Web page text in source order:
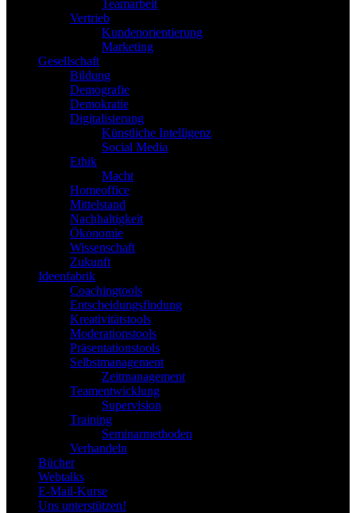
Teamarbeit
Vertrieb
Kundenorientierung
Marketing
Gesellschaft
Bildung
Demografie
Demokratie
Digitalisierung
Künstliche Intelligenz
Social Media
Ethik
Macht
Homeoffice
Mittelstand
Nachhaltigkeit
Ökonomie
Wissenschaft
Zukunft
Ideenfabrik
Coachingtools
Entscheidungsfindung
Kreativitätstools
Moderationstools
Präsentationstools
Selbstmanagement
Zeitmanagement
Teamentwicklung
Supervision
Training
Seminarmethoden
Verhandeln
Bücher
Webtalks
E-Mail-Kurse
Uns unterstützen!